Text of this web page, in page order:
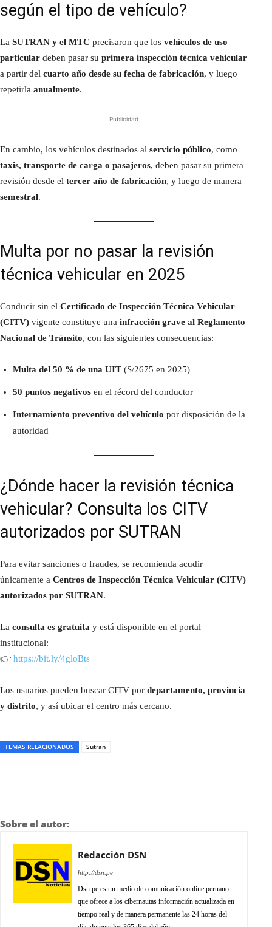
según el tipo de vehículo?
La SUTRAN y el MTC precisaron que los vehículos de uso
particular deben pasar su primera inspección técnica vehicular
a partir del cuarto año desde su fecha de fabricación, y luego
repetirla anualmente.
Publicidad
En cambio, los vehículos destinados al servicio público, como
taxis, transporte de carga o pasajeros, deben pasar su primera
revisión desde el tercer año de fabricación, y luego de manera
semestral.
Multa por no pasar la revisión
técnica vehicular en 2025
Conducir sin el Certificado de Inspección Técnica Vehicular
(CITV) vigente constituye una infracción grave al Reglamento
Nacional de Tránsito, con las siguientes consecuencias:
Multa del 50 % de una UIT (S/2675 en 2025)
50 puntos negativos en el récord del conductor
Internamiento preventivo del vehículo por disposición de la
autoridad
¿Dónde hacer la revisión técnica
vehicular? Consulta los CITV
autorizados por SUTRAN
Para evitar sanciones o fraudes, se recomienda acudir
únicamente a Centros de Inspección Técnica Vehicular (CITV)
autorizados por SUTRAN.
La consulta es gratuita y está disponible en el portal
institucional:
👉 https://bit.ly/4gloBts
Los usuarios pueden buscar CITV por departamento, provincia
y distrito, y así ubicar el centro más cercano.
TEMAS RELACIONADOS Sutran
Sobre el autor:
Redacción DSN
http://dsn.pe
Dsn.pe es un medio de comunicación online peruano
que ofrece a los cibernautas información actualizada en
tiempo real y de manera permanente las 24 horas del